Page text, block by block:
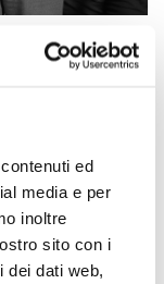
ed
media e per
inoltre
sito con i
dei dati web,